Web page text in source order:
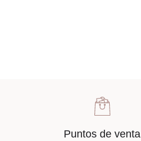
Puntos de venta